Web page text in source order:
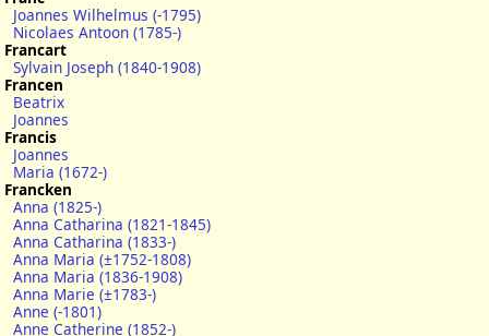
Joannes Wilhelmus (-1795)
Nicolaes Antoon (1785-)
Francart
Sylvain Joseph (1840-1908)
Francen
Beatrix
Joannes
Francis
Joannes
Maria (1672-)
Francken
Anna (1825-)
Anna Catharina (1821-1845)
Anna Catharina (1833-)
Anna Maria (±1752-1808)
Anna Maria (1836-1908)
Anna Marie (±1783-)
Anne (-1801)
Anne Catherine (1852-)